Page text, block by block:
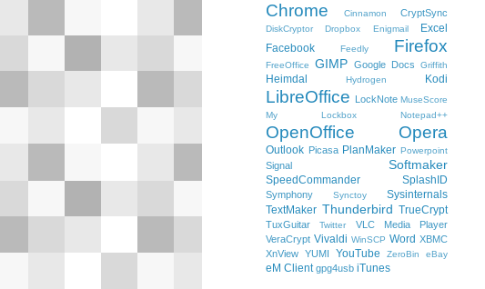
Chrome Cinnamon CryptSync
DiskCryptor Dropbox Enigmail
Excel
Facebook
Feedly Firefox
FreeOffice GIMP Google Docs Griffith
Heimdal Hydrogen Kodi
LibreOffice LockNote MuseScore
My Lockbox
Notepad++
OpenOffice Opera
Outlook Picasa PlanMaker Powerpoint
Signal Softmaker
SpeedCommander SplashID
Symphony Synctoy
Sysinternals
TextMaker Thunderbird TrueCrypt
TuxGuitar Twitter
VLC Media Player
VeraCrypt Vivaldi WinSCP Word XBMC
XnView YUMI YouTube ZeroBin eBay
eM Client gpg4usb iTunes